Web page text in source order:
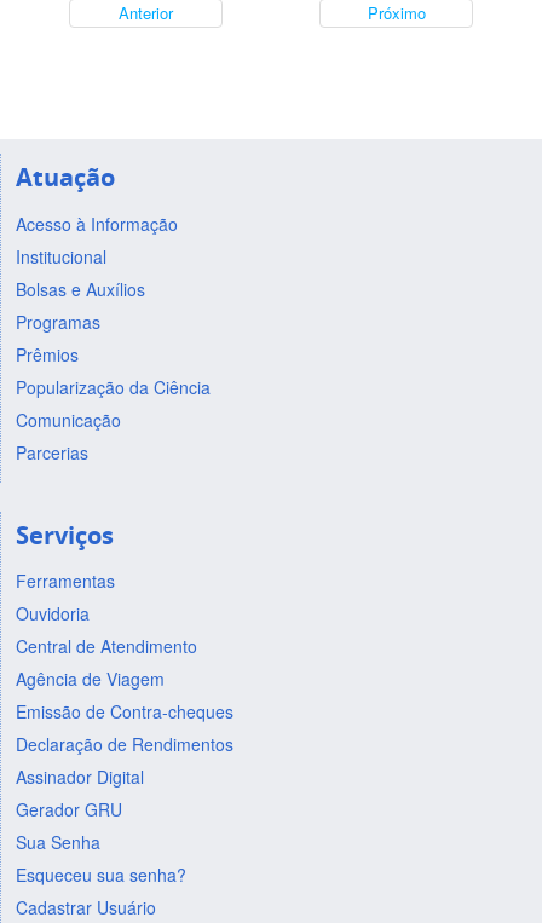
Anterior Próximo
Atuação
Acesso à Informação
Institucional
Bolsas e Auxílios
Programas
Prêmios
Popularização da Ciência
Comunicação
Parcerias
Serviços
Ferramentas
Ouvidoria
Central de Atendimento
Agência de Viagem
Emissão de Contra-cheques
Declaração de Rendimentos
Assinador Digital
Gerador GRU
Sua Senha
Esqueceu sua senha?
Cadastrar Usuário